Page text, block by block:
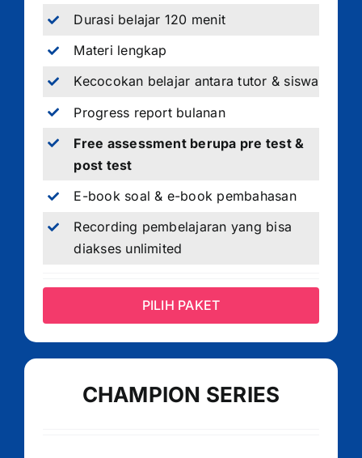
Durasi belajar 120 menit
Materi lengkap
Kecocokan belajar antara tutor & siswa
Progress report bulanan
Free assessment berupa pre test &
post test
E-book soal & e-book pembahasan
Recording pembelajaran yang bisa
diakses unlimited
PILIH PAKET
CHAMPION SERIES